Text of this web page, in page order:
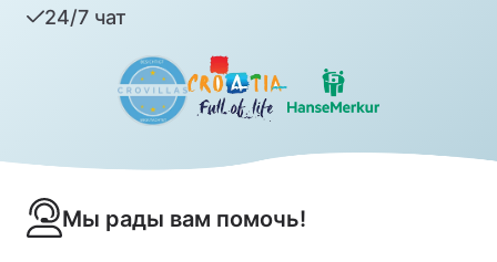
24/7 чат
Мы рады вам помочь!